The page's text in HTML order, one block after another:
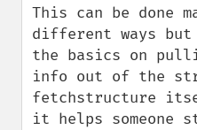
This can be done
different ways
the basics on
info out of the
fetchstructure
it helps someone